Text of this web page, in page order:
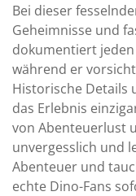
Bei dieser
Geheimnisse und
dokumentiert
während er
Historische Details
das Erlebnis
von Abenteuerlust
unvergesslich und
Abenteuer und
echte Dino-Fans